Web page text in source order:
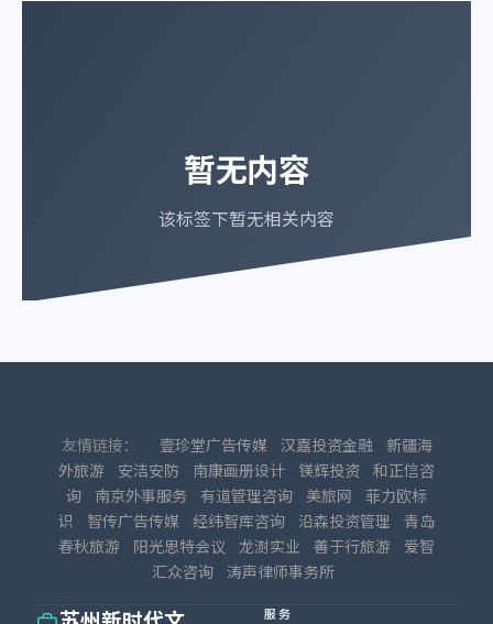
暂无内容
该标签下暂无相关内容
友情链接： 壹珍堂广告传媒 汉嘉投资金融
新疆海
外旅游
安洁安防 南康画册设计 镁辉投资 和正信咨
询
南京外事服务 有道管理咨询 美旅网
菲力欧标
识
智传广告传媒 经纬智库咨询 沿森投资管理
青岛
春秋旅游
阳光思特会议 龙澍实业 善于行旅游
爱智
汇众咨询 涛声律师事务所
服务